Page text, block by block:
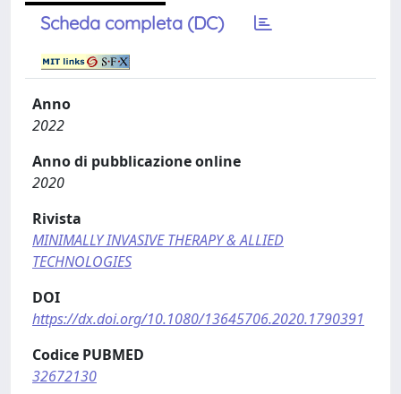
Scheda completa (DC)
Anno
2022
Anno di pubblicazione online
2020
Rivista
MINIMALLY INVASIVE THERAPY & ALLIED
TECHNOLOGIES
DOI
https://dx.doi.org/10.1080/13645706.2020.1790391
Codice PUBMED
32672130